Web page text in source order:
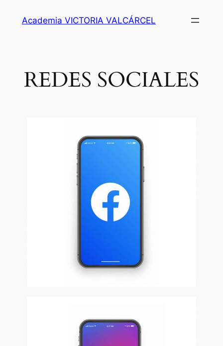
Academia VICTORIA VALCÁRCEL
REDES SOCIALES